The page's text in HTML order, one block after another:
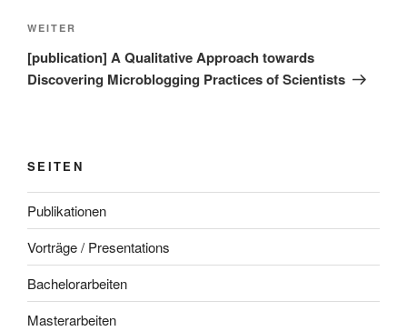
Nächster
Beitrag
WEITER
[publication] A Qualitative Approach towards
Discovering Microblogging Practices of Scientists
SEITEN
Publikationen
Vorträge / Presentations
Bachelorarbeiten
Masterarbeiten